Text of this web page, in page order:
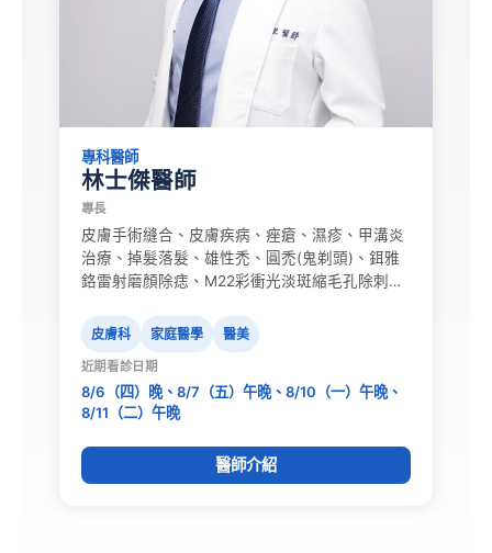
專科醫師
林士傑醫師
專長
皮膚手術縫合、皮膚疾病、痤瘡、濕疹、甲溝炎
治療、掉髮落髮、雄性禿、圓禿(鬼剃頭)、鉺雅
鉻雷射磨顏除痣、M22彩衝光淡斑縮毛孔除刺
雷射淡斑美白淨膚…
皮膚科 家庭醫學 醫美
近期看診日期
8/6（四）晚、8/7（五）午晚、8/10（一）午晚、
8/11（二）午晚
醫師介紹